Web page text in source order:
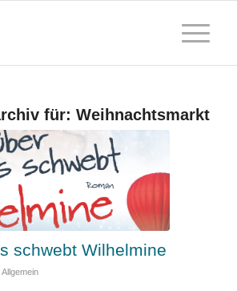
für: Weihnachtsmarkt
schwebt Wilhelmine
Allgemein